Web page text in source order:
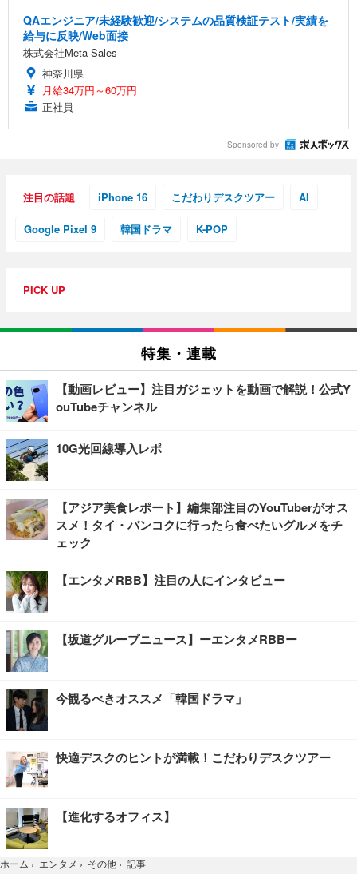
QAエンジニア/未経験歓迎/システムの品質検証テスト/実績を
給与に反映/Web面接
株式会社Meta Sales
神奈川県
月給34万円～60万円
正社員
Sponsored by
注目の話題 iPhone 16 こだわりデスクツアー AI
Google Pixel 9 韓国ドラマ K-POP
PICK UP
特集・連載
【動画レビュー】注目ガジェットを動画で解説！公式Y
ouTubeチャンネル
10G光回線導入レポ
【アジア美食レポート】編集部注目のYouTuberがオス
スメ！タイ・バンコクに行ったら食べたいグルメをチ
ェック
【エンタメRBB】注目の人にインタビュー
【坂道グループニュース】ーエンタメRBBー
今観るべきオススメ「韓国ドラマ」
快適デスクのヒントが満載！こだわりデスクツアー
【進化するオフィス】
ホーム › エンタメ › その他 › 記事